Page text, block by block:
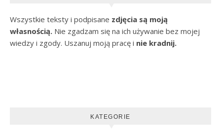
Wszystkie teksty i podpisane zdjęcia są moją
własnością. Nie zgadzam się na ich używanie bez mojej
wiedzy i zgody. Uszanuj moją pracę i nie kradnij.
KATEGORIE